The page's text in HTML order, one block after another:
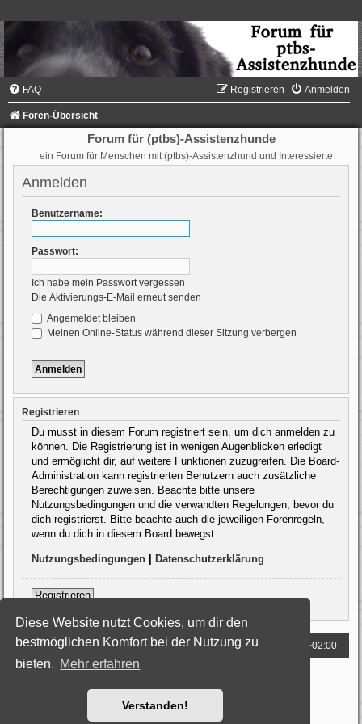
Diese Website nutzt Cookies, um dir den
bestmöglichen Komfort bei der Nutzung zu
bieten. Mehr erfahren
Verstanden!
FAQ Anmelden
Registrieren
Foren-Übersicht
Forum für (ptbs)-Assistenzhunde
ein Forum für Menschen mit (ptbs)-Assistenzhund und Interessierte
Anmelden
Benutzername:
Passwort:
Ich habe mein Passwort vergessen
Die Aktivierungs-E-Mail erneut senden
Angemeldet bleiben
Meinen Online-Status während dieser Sitzung verbergen
Registrieren
Du musst in diesem Forum registriert sein, um dich anmelden zu
können. Die Registrierung ist in wenigen Augenblicken erledigt
und ermöglicht dir, auf weitere Funktionen zuzugreifen. Die Board-
Administration kann registrierten Benutzern auch zusätzliche
Berechtigungen zuweisen. Beachte bitte unsere
Nutzungsbedingungen und die verwandten Regelungen, bevor du
dich registrierst. Bitte beachte auch die jeweiligen Forenregeln,
wenn du dich in diesem Board bewegst.
Nutzungsbedingungen Datenschutzerklärung
Registrieren
Foren-Übersicht Alle Zeiten sind UTC+02:00
Powered byphpBB® Forum Software © phpBB Limited
Nutzungsbedingungen